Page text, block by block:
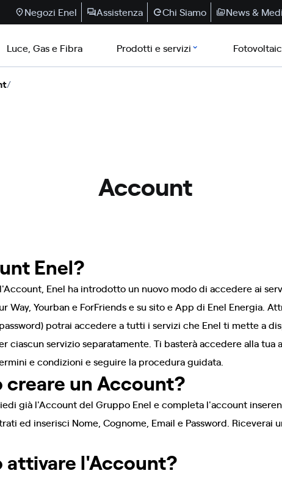
Negozi Enel Assistenza Chi Siamo News &
Luce, Gas e Fibra Prodotti e servizi
/
Account
Enel?
Enel ha introdotto un nuovo modo di accedere ai
Way, Yourban e ForFriends e su sito e App di Enel Energia.
potrai accedere a tutti i servizi che Enel ti mette a
ciascun servizio separatamente. Ti basterà accedere alla tua
e condizioni e seguire la procedura guidata.
creare un Account?
già l'Account del Gruppo Enel e completa l'account
ed inserisci Nome, Cognome, Email e Password. Riceverai
attivare l'Account?